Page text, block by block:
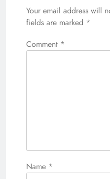
Your email address will
fields are marked *
Comment *
Name *